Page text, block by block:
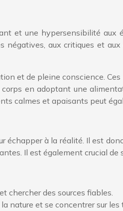
et une hypersensibilité aux
aux critiques et
et de pleine conscience.
en adoptant une
calmes et apaisants peut
à la réalité. Il est
Il est également crucial
chercher des sources fiables.
nature et se concentrer sur